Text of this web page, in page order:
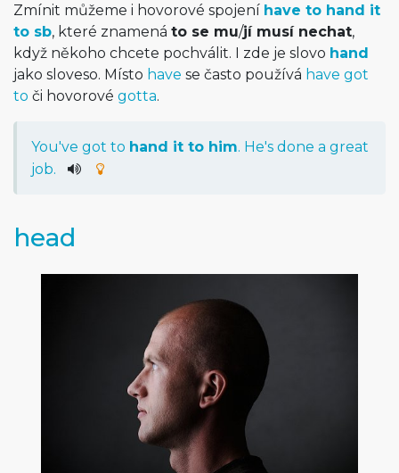
Zmínit můžeme i hovorové spojení have to hand it
to sb, které znamená to se mu/jí musí nechat,
když někoho chcete pochválit. I zde je slovo hand
jako sloveso. Místo have se často používá have got
to či hovorové gotta.
You've got to hand it to him. He's done a great
job.
head